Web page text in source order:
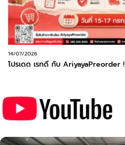
14/07/2026
โปรเดด เรทดี กับ AriyayaPreorder !